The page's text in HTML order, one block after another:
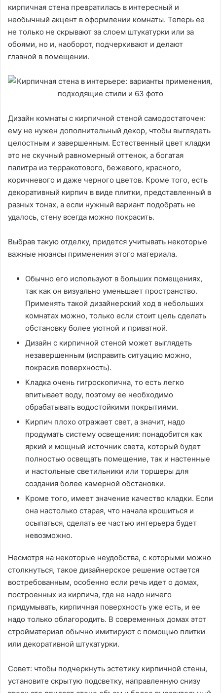
кирпичная стена превратилась в интересный и
необычный акцент в оформлении комнаты. Теперь ее
не только не скрывают за слоем штукатурки или за
обоями, но и, наоборот, подчеркивают и делают
главной в помещении.
Дизайн комнаты с кирпичной стеной самодостаточен:
ему не нужен дополнительный декор, чтобы выглядеть
целостным и завершенным. Естественный цвет кладки
это не скучный равномерный оттенок, а богатая
палитра из терракотового, бежевого, красного,
коричневого и даже черного цветов. Кроме того, есть
декоративный кирпич в виде плитки, представленный в
разных тонах, а если нужный вариант подобрать не
удалось, стену всегда можно покрасить.
Выбрав такую отделку, придется учитывать некоторые
важные нюансы применения этого материала.
Обычно его используют в больших помещениях,
так как он визуально уменьшает пространство.
Применять такой дизайнерский ход в небольших
комнатах можно, только если стоит цель сделать
обстановку более уютной и приватной.
Дизайн с кирпичной стеной может выглядеть
незавершенным (исправить ситуацию можно,
покрасив поверхность).
Кладка очень гигроскопична, то есть легко
впитывает воду, поэтому ее необходимо
обрабатывать водостойкими покрытиями.
Кирпич плохо отражает свет, а значит, надо
продумать систему освещения: понадобится как
яркий и мощный источник света, который будет
полностью освещать помещение, так и настенные
и настольные светильники или торшеры для
создания более камерной обстановки.
Кроме того, имеет значение качество кладки. Если
она настолько старая, что начала крошиться и
осыпаться, сделать ее частью интерьера будет
невозможно.
Несмотря на некоторые неудобства, с которыми можно
столкнуться, такое дизайнерское решение остается
востребованным, особенно если речь идет о домах,
построенных из кирпича, где не надо ничего
придумывать, кирпичная поверхность уже есть, и ее
надо только облагородить. В современных домах этот
стройматериал обычно имитируют с помощью плитки
или декоративной штукатурки.
Совет: чтобы подчеркнуть эстетику кирпичной стены,
установите скрытую подсветку, направленную снизу